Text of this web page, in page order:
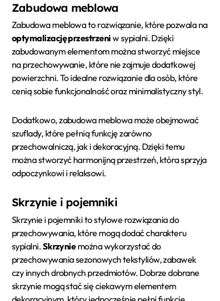
Zabudowa meblowa
Zabudowa meblowa to rozwiązanie, które pozwala na
optymalizację przestrzeniw sypialni. Dzięki
zabudowanym elementom można stworzyć miejsce
na przechowywanie, które nie zajmuje dodatkowej
powierzchni. To idealne rozwiązanie dla osób, które
cenią sobie funkcjonalność oraz minimalistyczny styl.
Dodatkowo, zabudowa meblowa może obejmować
szuflady, które pełnią funkcję zarówno
przechowalniczą, jak i dekoracyjną. Dzięki temu
można stworzyć harmonijną przestrzeń, która sprzyja
odpoczynkowi i relaksowi.
Skrzynie i pojemniki
Skrzynie i pojemniki to stylowe rozwiązania do
przechowywania, które mogą dodać charakteru
sypialni.Skrzyniemożna wykorzystać do
przechowywania sezonowych tekstyliów, zabawek
czy innych drobnych przedmiotów. Dobrze dobrane
skrzynie mogą stać się ciekawym elementem